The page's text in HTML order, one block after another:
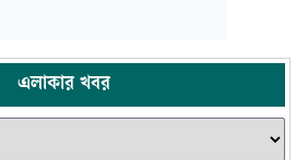
এলাকার খবর